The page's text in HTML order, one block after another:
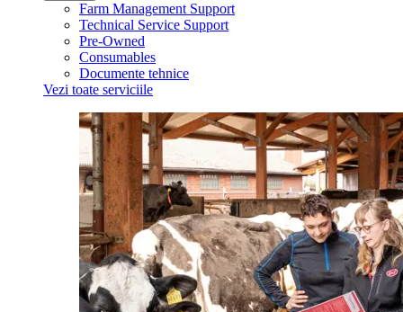
Farm Management Support
Technical Service Support
Pre-Owned
Consumables
Documente tehnice
Vezi toate serviciile